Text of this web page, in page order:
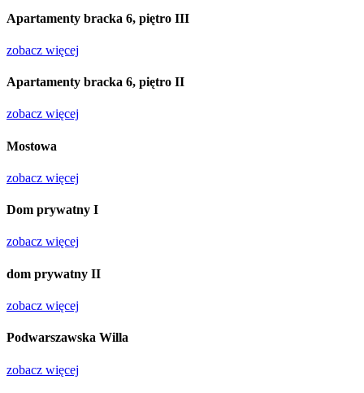
Apartamenty bracka 6, piętro III
zobacz więcej
Apartamenty bracka 6, piętro II
zobacz więcej
Mostowa
zobacz więcej
Dom prywatny I
zobacz więcej
dom prywatny II
zobacz więcej
Podwarszawska Willa
zobacz więcej